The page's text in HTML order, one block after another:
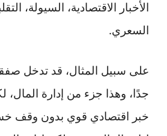
الأخبار الاقتصادية، السيولة،
السعري.
على سبيل المثال، قد تدخل
جدًا، وهذا جزء من إدارة المال،
خبر اقتصادي قوي بدون وقف